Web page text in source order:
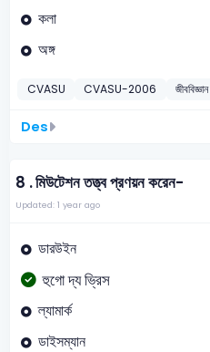
কলা
অঙ্গ
CVASU CVASU-2006 জীববিজ্ঞান
Des
8 .মিউটেশন তত্ত্ব প্রণয়ন করেন-
Updated: 1 year ago
ডারউইন
হুগো দ্য ভ্রিস
ল্যামার্ক
ডাইসম্যান